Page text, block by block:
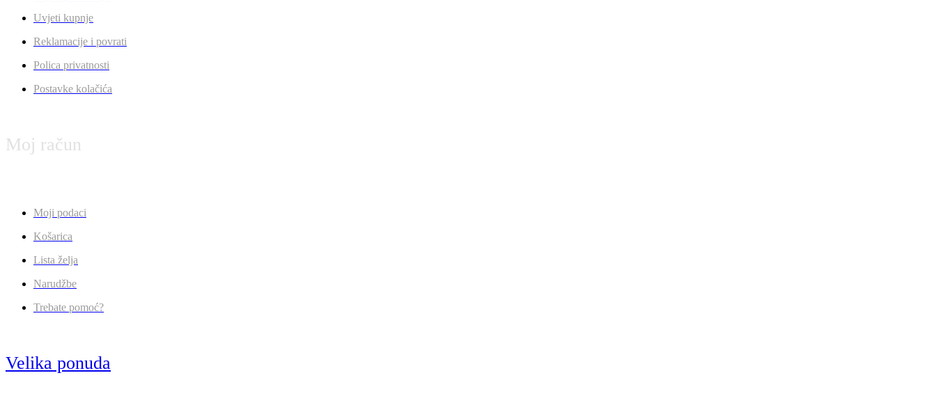
Uvjeti kupnje
Reklamacije i povrati
Polica privatnosti
Postavke kolačića
Moj račun
Moji podaci
Košarica
Lista želja
Narudžbe
Trebate pomoć?
Velika ponuda